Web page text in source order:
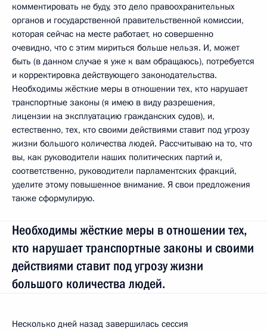
комментировать не буду, это дело правоохранительных
органов и государственной правительственной комиссии,
которая сейчас на месте работает, но совершенно
очевидно, что с этим мириться больше нельзя. И, может
быть (в данном случае я уже к вам обращаюсь), потребуется
и корректировка действующего законодательства.
Необходимы жёсткие меры в отношении тех, кто нарушает
транспортные законы (я имею в виду разрешения,
лицензии на эксплуатацию гражданских судов), и,
естественно, тех, кто своими действиями ставит под угрозу
жизни большого количества людей. Рассчитываю на то, что
вы, как руководители наших политических партий и,
соответственно, руководители парламентских фракций,
уделите этому повышенное внимание. Я свои предложения
также сформулирую.
Необходимы жёсткие меры в отношении тех,
кто нарушает транспортные законы и своими
действиями ставит под угрозу жизни
большого количества людей.
Несколько дней назад завершилась сессия